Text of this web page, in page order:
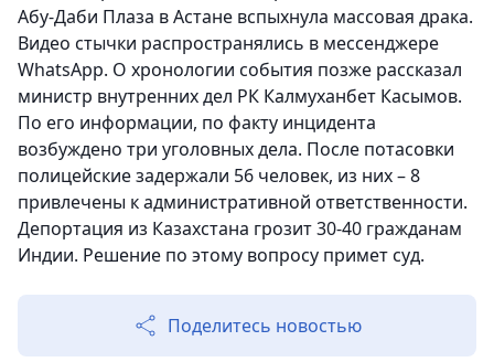
Абу-Даби Плаза в Астане вспыхнула массовая драка.
Видео стычки распространялись в мессенджере
WhatsApp. О хронологии события позже рассказал
министр внутренних дел РК Калмуханбет Касымов.
По его информации, по факту инцидента
возбуждено три уголовных дела. После потасовки
полицейские задержали 56 человек, из них – 8
привлечены к административной ответственности.
Депортация из Казахстана грозит 30-40 гражданам
Индии. Решение по этому вопросу примет суд.
Поделитесь новостью